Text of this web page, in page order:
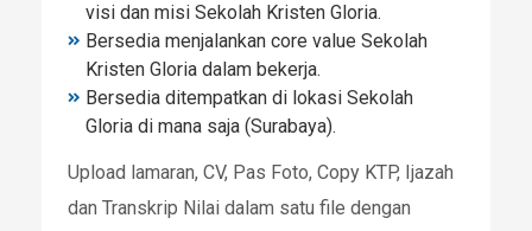
visi dan misi Sekolah Kristen Gloria.
Bersedia menjalankan core value Sekolah
Kristen Gloria dalam bekerja.
Bersedia ditempatkan di lokasi Sekolah
Gloria di mana saja (Surabaya).
Upload lamaran, CV, Pas Foto, Copy KTP, Ijazah
dan Transkrip Nilai dalam satu file dengan